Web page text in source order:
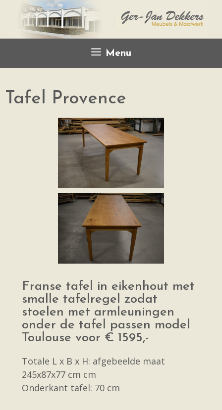
Menu
Tafel Provence
Franse tafel in eikenhout met
smalle tafelregel zodat
stoelen met armleuningen
onder de tafel passen model
Toulouse voor € 1595,-
Totale L x B x H: afgebeelde maat
245x87x77 cm cm
Onderkant tafel: 70 cm